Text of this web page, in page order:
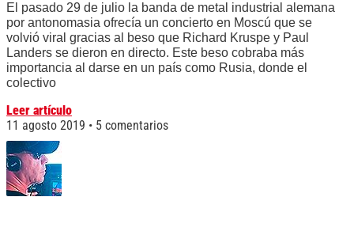
El pasado 29 de julio la banda de metal industrial alemana
por antonomasia ofrecía un concierto en Moscú que se
volvió viral gracias al beso que Richard Kruspe y Paul
Landers se dieron en directo. Este beso cobraba más
importancia al darse en un país como Rusia, donde el
colectivo
Leer artículo
11 agosto 2019
5 comentarios